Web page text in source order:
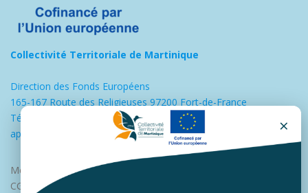
×
Collectivité Territoriale de Martinique
Direction des Fonds Européens
165-167 Route des Religieuses 97200 Fort-de-France
Tél : 0596598900
appui.europe@collectivitedemartinique.mq
Mentions légales
CGU